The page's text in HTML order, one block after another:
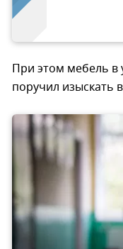
При этом мебель в
поручил изыскать